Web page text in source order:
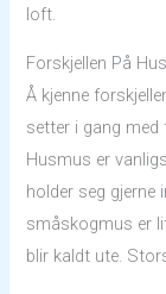
loft.
Forskjellen På
Å kjenne
setter i gang med
Husmus er
holder seg gjerne
småskogmus er
blir kaldt ute.